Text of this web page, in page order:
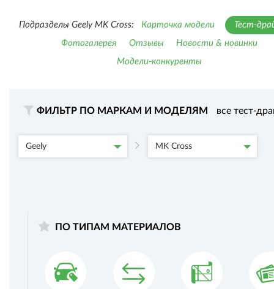
Подразделы Geely MK Cross: Карточка модели
Тест-
Фотогалерея
Отзывы
Новости & новинки
Модели-конкуренты
ФИЛЬТР ПО МАРКАМ И МОДЕЛЯМ все тест-
Geely MK Cross
ПО ТИПАМ МАТЕРИАЛОВ